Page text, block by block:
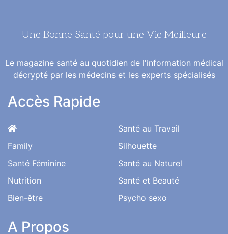
Une Bonne Santé pour une Vie Meilleure
Le magazine santé au quotidien de l'information médical
décrypté par les médecins et les experts spécialisés
Accès Rapide
Family
Santé Féminine
Nutrition
Bien-être
Santé au Travail
Silhouette
Santé au Naturel
Santé et Beauté
Psycho sexo
A Propos